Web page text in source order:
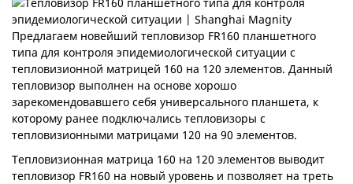
Предлагаем новейший тепловизор FR160 планшетного
типа для контроля эпидемиологической ситуации с
тепловизионной матрицей 160 на 120 элементов. Данный
тепловизор выполнен на основе хорошо
зарекомендовавшего себя универсального планшета, к
которому ранее подключались тепловизоры с
тепловизионными матрицами 120 на 90 элементов.
Тепловизионная матрица 160 на 120 элементов выводит
тепловизор FR160 на новый уровень и позволяет на треть